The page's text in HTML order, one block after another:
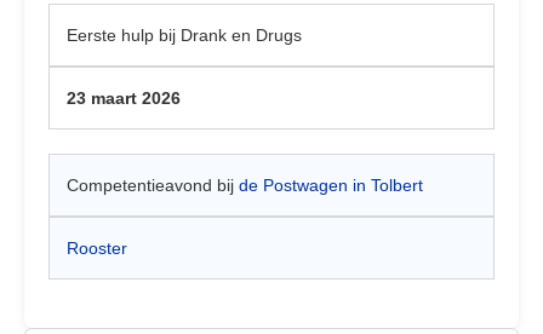
Eerste hulp bij Drank en Drugs
23 maart 2026
Competentieavond bij de Postwagen in Tolbert
Rooster